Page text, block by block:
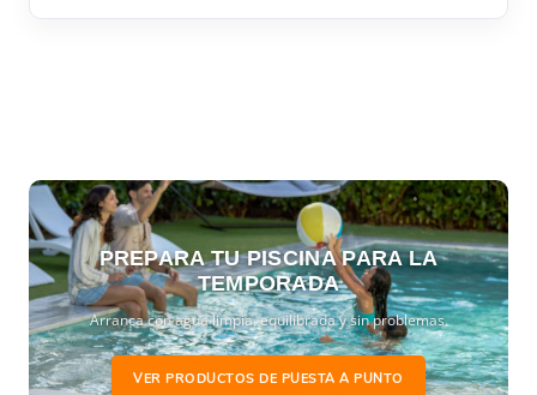
PREPARA TU PISCINA PARA LA
TEMPORADA
Arranca con agua limpia, equilibrada y sin problemas.
VER PRODUCTOS DE PUESTA A PUNTO